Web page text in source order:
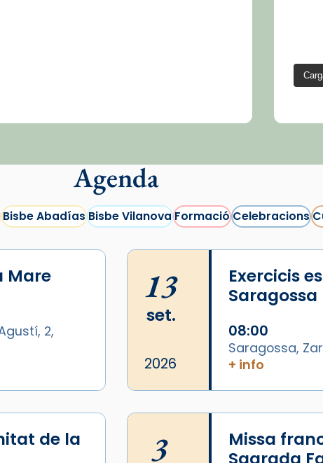
Agenda
Bisbe AbadíasBisbe VilanovaFormacióCelebracions
Mare
2,
13
set.
2026
Exercicis
Saragossa
08:00
Saragossa,
+ info
de la
3
Missa